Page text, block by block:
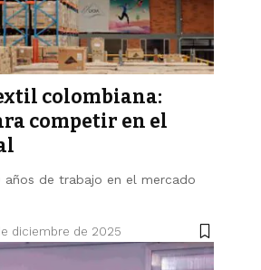
colombiana:
competir en el
años de trabajo en el mercado
diciembre de 2025